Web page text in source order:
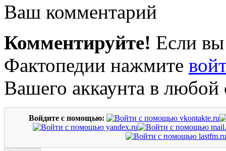
Ваш комментарий
Комментируйте! Если вы
Фактопедии нажмите
Вашего аккаунта в любой
Войдите с помощью: